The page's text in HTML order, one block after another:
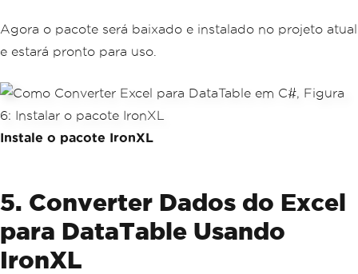
Agora o pacote será baixado e instalado no projeto atual
e estará pronto para uso.
Instale o pacote IronXL
5. Converter Dados do Excel
para DataTable Usando
IronXL